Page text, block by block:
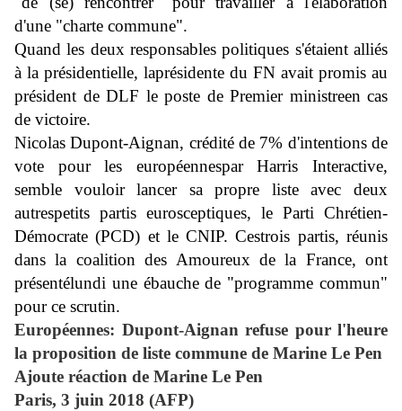
d'une "charte commune".
Quand les deux responsables politiques s'étaient alliés
à la présidentielle, laprésidente du FN avait promis au
président de DLF le poste de Premier ministreen cas
de victoire.
Nicolas Dupont-Aignan, crédité de 7% d'intentions de
vote pour les européennespar Harris Interactive,
semble vouloir lancer sa propre liste avec deux
autrespetits partis eurosceptiques, le Parti Chrétien-
Démocrate (PCD) et le CNIP. Cestrois partis, réunis
dans la coalition des Amoureux de la France, ont
présentélundi une ébauche de "programme commun"
pour ce scrutin.
Européennes: Dupont-Aignan refuse pour l'heure
la proposition de liste commune de Marine Le Pen
Ajoute réaction de Marine Le Pen
Paris, 3 juin 2018 (AFP)